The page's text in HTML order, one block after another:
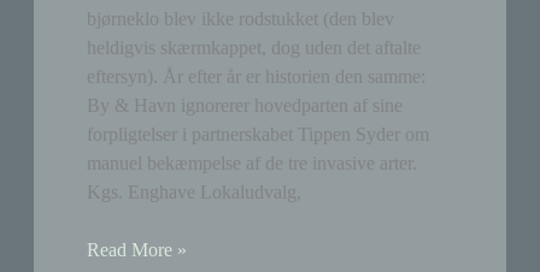
bjørneklo blev ikke rodstukket (den blev
heldigvis skærmkappet, dog uden det aftalte
eftersyn). År efter år er historien den samme:
By & Havn ignorerer hovedparten af sine
forpligtelser i partnerskabet Tippen Syder om
manuel bekæmpelse af de tre invasive arter.
Kgs. Enghave Lokaludvalg,
By
Read More »